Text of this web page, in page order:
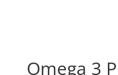
Omega 3